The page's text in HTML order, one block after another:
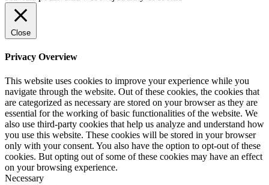
Close
Privacy Overview
This website uses cookies to improve your experience while you
navigate through the website. Out of these cookies, the cookies that
are categorized as necessary are stored on your browser as they are
essential for the working of basic functionalities of the website. We
also use third-party cookies that help us analyze and understand how
you use this website. These cookies will be stored in your browser
only with your consent. You also have the option to opt-out of these
cookies. But opting out of some of these cookies may have an effect
on your browsing experience.
Necessary